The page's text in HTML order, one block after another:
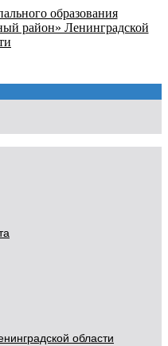
образования
район» Ленинградской
области